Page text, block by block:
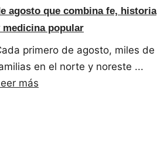
agosto que combina fe, historia
medicina popular
primero de agosto, miles de
en el norte y noreste ...
más